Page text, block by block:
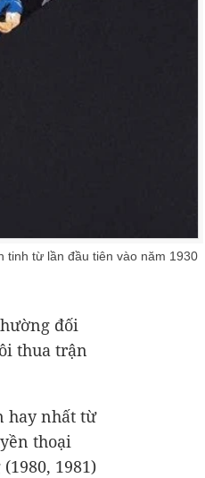
tinh từ lần đầu tiên vào năm 1930
đối
thua trận
hay nhất từ
thoại
1981)